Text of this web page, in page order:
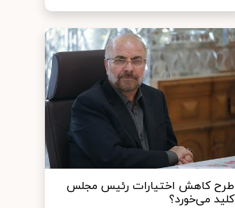
طرح کاهش اختیارات رئیس مجلس
کلید می‌خورد؟